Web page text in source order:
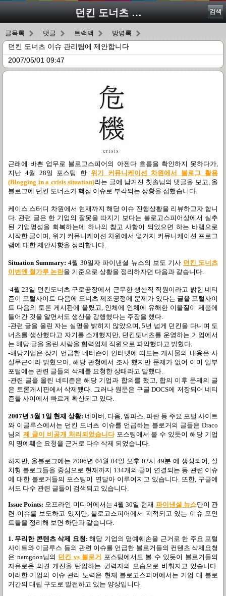
던킨 도너츠 이슈 관리팀에 제안합니다 검색
글목록 댓글 트랙백 방명록
던킨 도너츠 이슈 관리팀에 제안합니다
2007/05/01 09:47
근래에 바쁜 업무로 블로고스피어의 아젠다 흐름을 확인하지 못하다가,
지난 4월 28일 포스팅 한 위기 커뮤니케이션 차원에서 블로그 활용
(Blogging in a crisis situation)라는 글에 남겨진 칫솔님의 댓글을 보고, 올
블로그에 던킨 도너츠가 핵심 이슈로 부각되는 상황을 접했습니다.
케이스 스터디 차원에서 현재까지 해당 이슈 진행상황을 리뷰하고자 합니
다. 관련 글은 한 기업의 잘못을 따지기 보다는 블로고스피어상에서 실추
된 기업명성을 회복하는데 하나의 참고 사항이 되었으면 하는 바램으로
시작한 글이며, 위기 커뮤니케이션 차원에서 몇가지 커뮤니케이션 프로그
램에 대한 제안사항을 정리합니다.
Situation Summary: 4월 30일자 파이낸셜 뉴스의 보도 기사 던킨 도너츠
이번엔 철가루 논란을 기준으로 상황을 정리하자면 다음과 같습니다.
-4월 23일 던킨도너츠 구로공장에서 근무한 생산직 직원이라고 밝힌 네티
즌이 포털사이트 다음에 도너츠 제조공정에 문제가 있다는 글을 포털사이
트 다음의 토론 게시판에 올렸고, 인체에 인체에 유해한 이물질이 제품에
들어간 것을 알면서도 생산을 강행했다는 주장을 했다.
-관련 글을 올린 자는 실명을 밝히지 않았으며, 5년 넘게 던킨을 다니며 도
너츠를 생산했다고 자기를 소개했지만, 던킨도너츠를 운영하는 기업에서
는 해당 글을 올린 사람을 협력업체 직원으로 파악했다고 밝혔다.
-해당기업은 상기 언급한 네티즌이 인터넷에 떠도는 게시물의 내용은 사
실무근이라 밝혔으며, 해당 관청에서 조사 했지만 문제가 없어 이미 일부
포털에는 관련 글들의 삭제를 요청한 상태라고 말했다.
-관련 글을 올린 네티즌은 해당 기업과 합의를 했고, 합의 이후 문제의 글
은 토론게시판에서 삭제됐다. 그러나 원문은 구글 DOCS에 저장되어 네티
즌들 사이에서 빠르게 확산되고 있다.
2007년 5월 1일 현재 상황: 네이버, 다음, 엠파스, 파란 등 주요 포털 사이트
와 이글루스에서는 던킨 도너츠 이슈를 언급하는 블로거의 글들은 Draco
님의 제 글이 비공개 처리되었습니다포스팅에서 볼 수 있듯이 해당 기업
의 명예훼손 요청을 근거로 다수 삭제 되었습니다.
하지만, 올블로그에는 2006년 04월 04일 오후 02시 49분 에 생성되어, 설
치형 블로그들을 중심으로 현재까지 134개의 글이 연결되는 등 관련 이슈
에 대한 블로거들의 포스팅이 연달아 이루어지고 있습니다. 또한, 구글에
서도 다수 관련 글들이 검색되고 있습니다.
Issue Points: 오프라인 미디어에서는 4월 30일 현재 파이낸셜 뉴스만이 관
련 이슈를 보도하고 있지만, 블로고스피어에서 지적되고 있는 이슈 포인
트들을 정리해 보면 하단과 같습니다.
1. 무리한 콘텐츠 삭제 요청: 해당 기업의 명예훼손을 근거로 한 주요 포털
사이트와 이글루스 등의 관련 이슈를 언급한 블로거들의 컨텐츠 삭제요청
은 namgoon님의 던킨 vs 블로거 포스팅에서도 볼 수 있듯이 블로거들의
자유로운 의견 개진을 탄압하는 권력자의 모습으로 비춰지고 있습니다.
이러한 기업의 이슈 관리 노력은 현재 블로고스피어에서는 기업 대 블로
거간의 대립 구도로 발전하고 있는 양상입니다.